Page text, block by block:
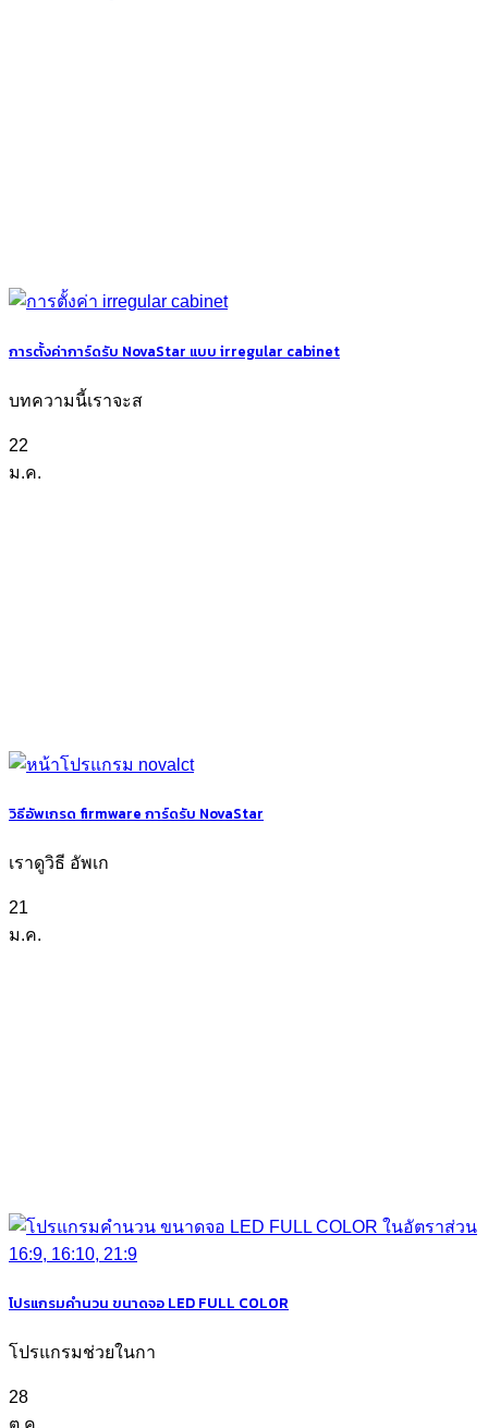
การตั้งค่าการ์ดรับ NovaStar แบบ irregular cabinet
บทความนี้เราจะส
22
ม.ค.
วิธีอัพเกรด firmware การ์ดรับ NovaStar
เราดูวิธี อัพเก
21
ม.ค.
โปรแกรมคำนวน ขนาดจอ LED FULL COLOR
โปรแกรมช่วยในกา
28